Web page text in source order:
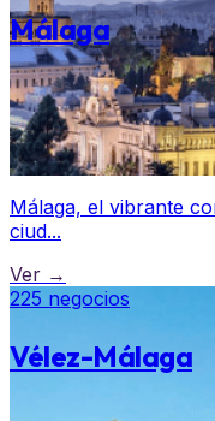
Málaga
Málaga, el vibrante
ciud...
Ver →
225 negocios
Vélez-Málaga